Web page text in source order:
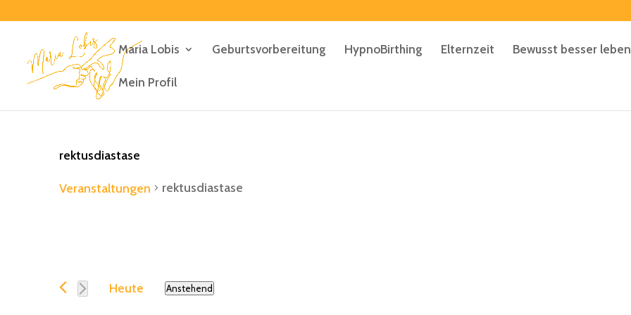
Maria Lobis Geburtsvorbereitung HypnoBirthing Elternzeit Bewusst besser leben
Mein Profil
rektusdiastase
Veranstaltungen rektusdiastase
Veranstaltungen
Heute Anstehend